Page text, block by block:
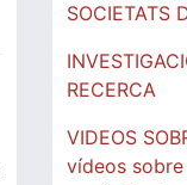
SOCIETATS
RECERCA
VIDEOS
vídeos sobre